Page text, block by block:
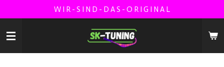
Hauptinhalt
springen
W I R - S I N D - D A S - O R I G I N A L